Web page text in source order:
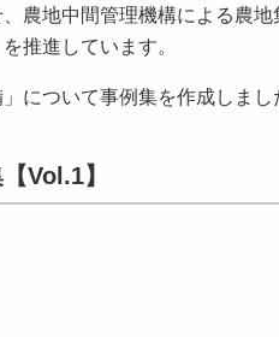
農地中間管理機構による農
を推進しています。
について事例集を作成しまし
Vol.1】